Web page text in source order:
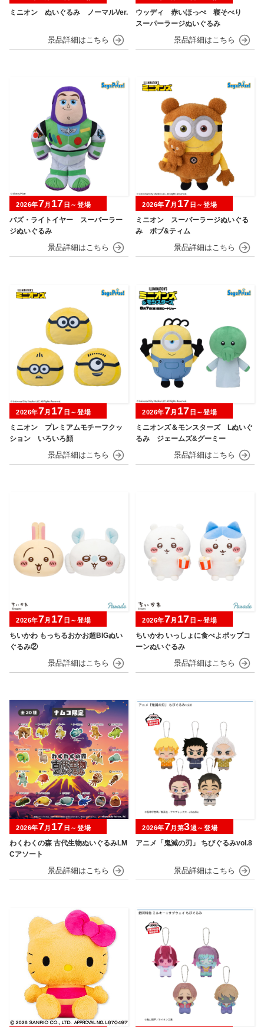
ミニオン ぬいぐるみ ノーマルVer.
ウッディ 赤いほっぺ 寝そべり
スーパーラージぬいぐるみ
バズ・ライトイヤー スーパーラー
ジぬいぐるみ
2026年7月 17 日～登場
ミニオン スーパーラージぬいぐる
み ボブ&ティム
2026年7月 17 日～登場
ミニオン プレミアムモチーフクッ
ション いろいろ顔
2026年7月 17 日～登場
ミニオンズ＆モンスターズ Lぬいぐ
るみ ジェームズ&グーミー
2026年7月 17 日～登場
ちいかわ もっちるおかお超BIGぬい
ぐるみ②
2026年7月 17 日～登場
ちいかわ いっしょに食べよポップコ
ーンぬいぐるみ
2026年7月 17 日～登場
わくわくの森 古代生物ぬいぐるみLM
Cアソート
2026年7月 17 日～登場
アニメ「鬼滅の刃」 ちびぐるみvol.8
2026年7月第3週～登場